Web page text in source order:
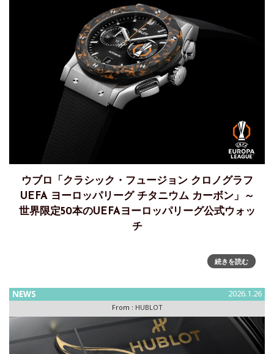
ウブロ「クラシック・フュージョン クロノグラフ
UEFA ヨーロッパリーグ チタニウム カーボン」～
世界限定50本のUEFAヨーロッパリーグ公式ウォッ
チ
リーグ チタニウム カーボン」を発表ウブロは、UEFAヨーロ
クロノグラフ UEFA ヨーロッパリーグ チタニウム
続きを読む
NEWS 2026.1.26
From : HUBLOT